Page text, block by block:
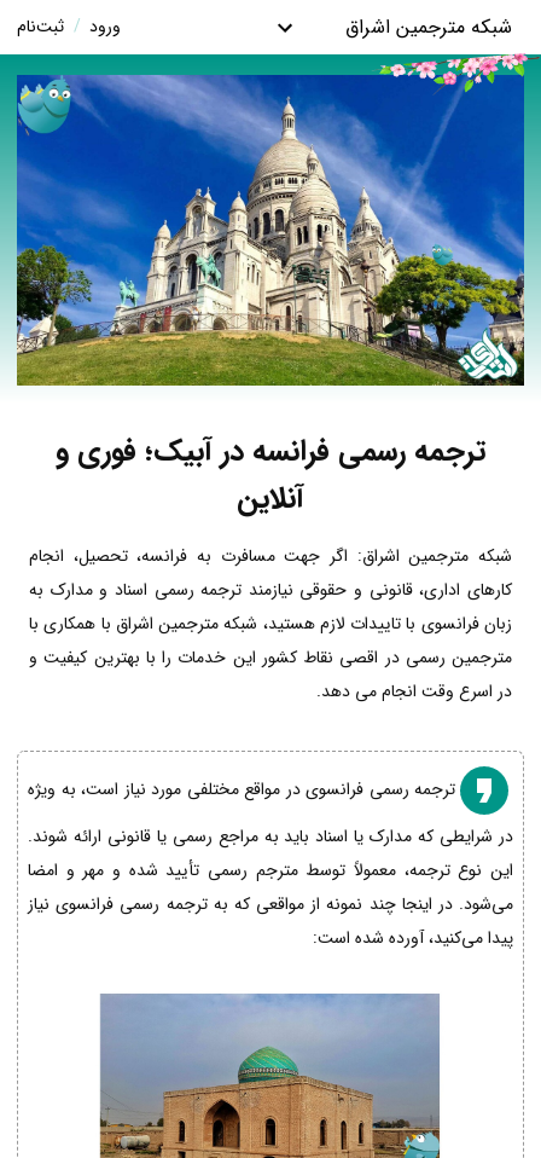
شبکه مترجمین اشراق ورود / ثبت‌نام
ترجمه رسمی فرانسه در آبیک؛ فوری و
آنلاین
شبکه مترجمین اشراق: اگر جهت مسافرت به فرانسه، تحصیل، انجام
کارهای اداری، قانونی و حقوقی نیازمند ترجمه رسمی اسناد و مدارک به
زبان فرانسوی با تاییدات لازم هستید، شبکه مترجمین اشراق با همکاری با
مترجمین رسمی در اقصی نقاط کشور این خدمات را با بهترین کیفیت و
در اسرع وقت انجام می دهد.
ترجمه رسمی فرانسوی در مواقع مختلفی مورد نیاز است، به ویژه
در شرایطی که مدارک یا اسناد باید به مراجع رسمی یا قانونی ارائه شوند.
این نوع ترجمه، معمولاً توسط مترجم رسمی تأیید شده و مهر و امضا
می‌شود. در اینجا چند نمونه از مواقعی که به ترجمه رسمی فرانسوی نیاز
پیدا می‌کنید، آورده شده است: